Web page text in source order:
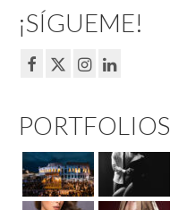
¡SÍGUEME!
PORTFOLIOS